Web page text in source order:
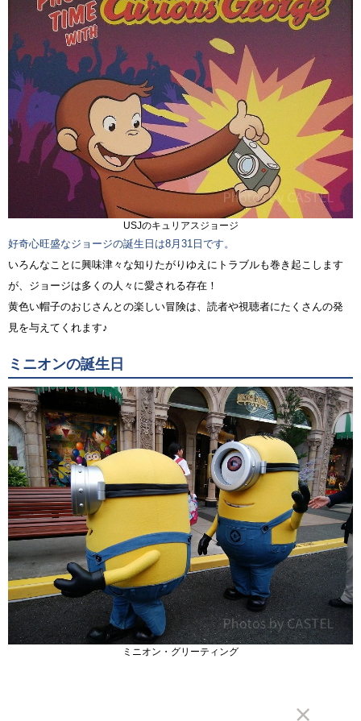
USJのキュリアスジョージ
好奇心旺盛なジョージの誕生日は8月31日です。
いろんなことに興味津々な知りたがりゆえにトラブルも巻き起こします
が、ジョージは多くの人々に愛される存在！
黄色い帽子のおじさんとの楽しい冒険は、読者や視聴者にたくさんの発
見を与えてくれます♪
ミニオンの誕生日
ミニオン・グリーティング